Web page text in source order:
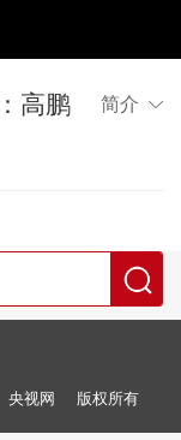
高鹏
简介
央视网 版权所有